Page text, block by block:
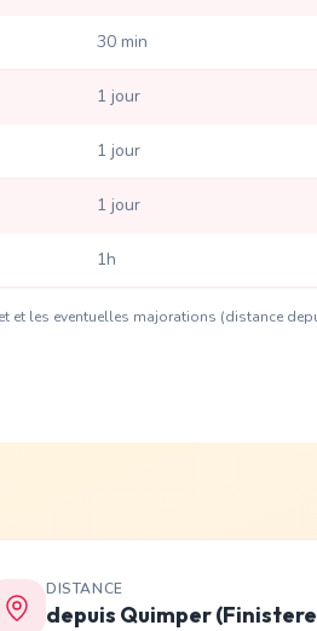
30 min
1 jour
1 jour
1 jour
1h
et les eventuelles majorations (distance
DISTANCE
depuis Quimper